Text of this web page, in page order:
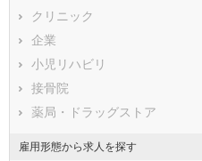
滋賀県
兵庫県
鳥取県
広島県
香川県
愛媛県
クリニック
企業
小児リハビリ
接骨院
薬局・ドラッグストア
雇用形態から求人を探す